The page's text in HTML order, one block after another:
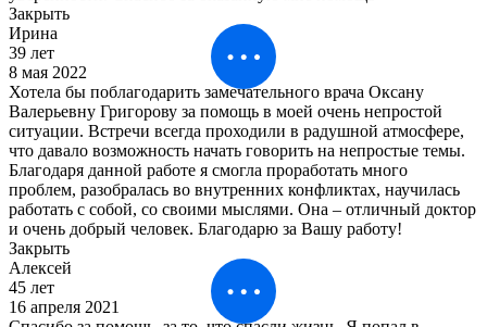
Закрыть
Ирина
39 лет
8 мая 2022
Хотела бы поблагодарить замечательного врача Оксану
Валерьевну Григорову за помощь в моей очень непростой
ситуации. Встречи всегда проходили в радушной атмосфере,
что давало возможность начать говорить на непростые темы.
Благодаря данной работе я смогла проработать много
проблем, разобралась во внутренних конфликтах, научилась
работать с собой, со своими мыслями. Она – отличный доктор
и очень добрый человек. Благодарю за Вашу работу!
Закрыть
Алексей
45 лет
16 апреля 2021